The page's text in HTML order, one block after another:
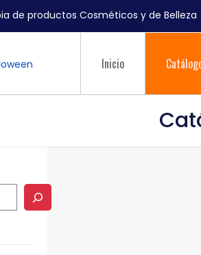
de productos Cosméticos y de Belleza
Inicio